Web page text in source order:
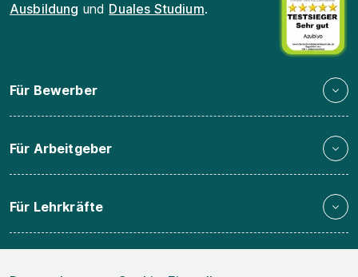
Ausbildung und Duales Studium.
Für Bewerber
Für Arbeitgeber
Für Lehrkräfte